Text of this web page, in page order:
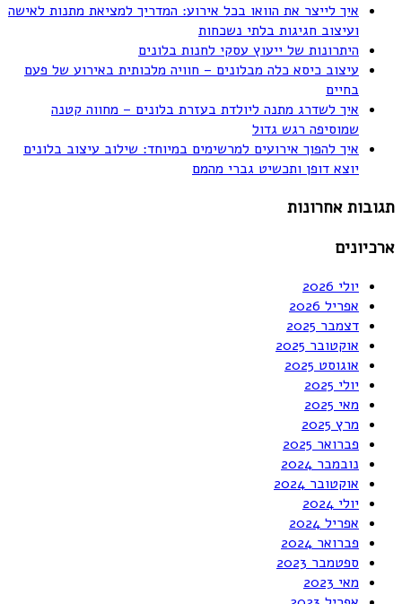
איך לייצר את הוואו בכל אירוע: המדריך למציאת מתנות לאישה
ועיצוב חגיגות בלתי נשכחות
היתרונות של ייעוץ עסקי לחנות בלונים
עיצוב כיסא כלה מבלונים – חוויה מלכותית באירוע של פעם
בחיים
איך לשדרג מתנה ליולדת בעזרת בלונים – מחווה קטנה
שמוסיפה רגש גדול
איך להפוך אירועים למרשימים במיוחד: שילוב עיצוב בלונים
יוצא דופן ותכשיט גברי מהמם
תגובות אחרונות
ארכיונים
יולי 2026
אפריל 2026
דצמבר 2025
אוקטובר 2025
אוגוסט 2025
יולי 2025
מאי 2025
מרץ 2025
פברואר 2025
נובמבר 2024
אוקטובר 2024
יולי 2024
אפריל 2024
פברואר 2024
ספטמבר 2023
מאי 2023